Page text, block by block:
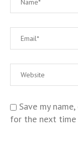
Save my
for the next time